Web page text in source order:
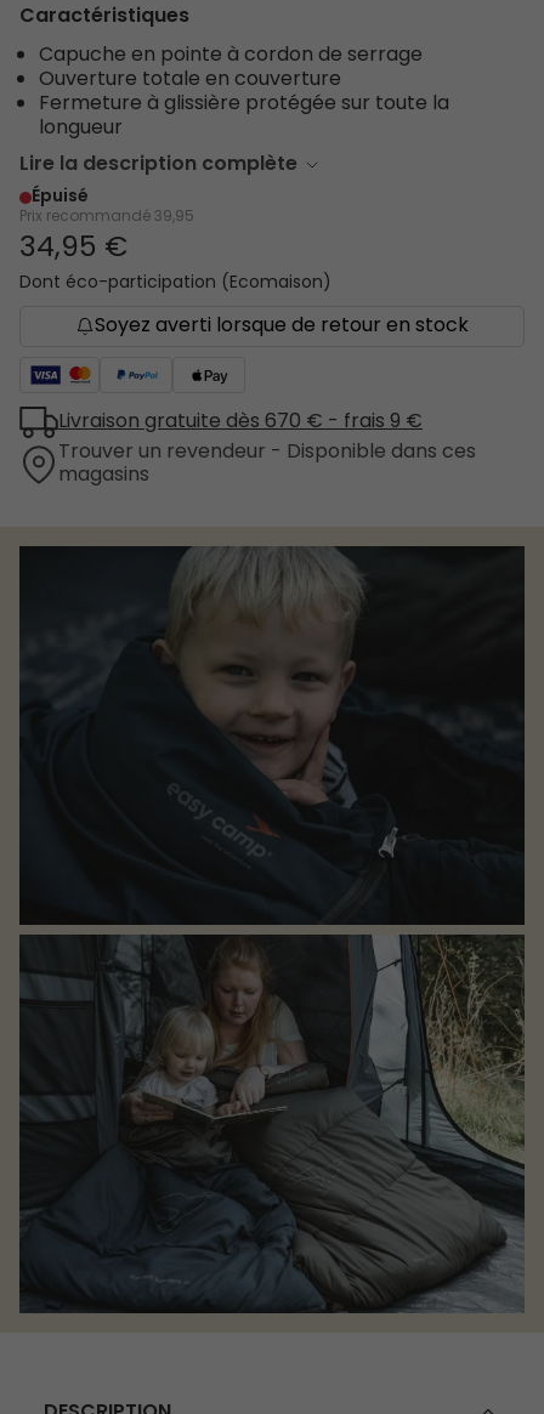
Caractéristiques
Capuche en pointe à cordon de serrage
Ouverture totale en couverture
Fermeture à glissière protégée sur toute la
longueur
Lire la description complète
Épuisé
Prix recommandé 39,95
34,95 €
Dont éco-participation (Ecomaison)
Soyez averti lorsque de retour en stock
Livraison gratuite dès 670 € - frais 9 €
Trouver un revendeur - Disponible dans ces
magasins